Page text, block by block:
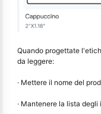
Quando progettate
da leggere:
· Mettere il nome del
· Mantenere la lista